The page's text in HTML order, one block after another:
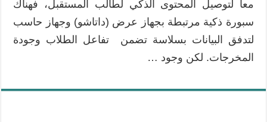
معاً لتوصيل المحتوى الذكي لطالب المستقبل، فهناك
سبورة ذكية مرتبطة بجهاز عرض (داتاشو) وجهاز حاسب
لتدفق البيانات بسلاسة تضمن تفاعل الطلاب وجودة
المخرجات. لكن وجود …